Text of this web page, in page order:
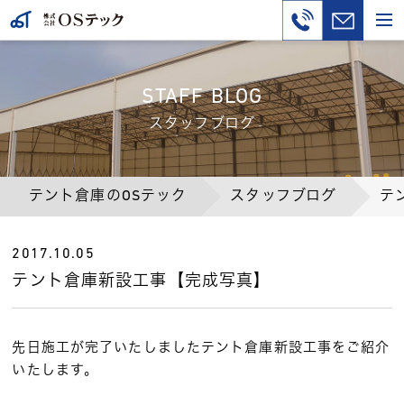
STAFF BLOG
スタッフブログ
テント倉庫のOSテック スタッフブログ テ
2017.10.05
テント倉庫新設工事【完成写真】
先日施工が完了いたしましたテント倉庫新設工事をご紹介
いたします。